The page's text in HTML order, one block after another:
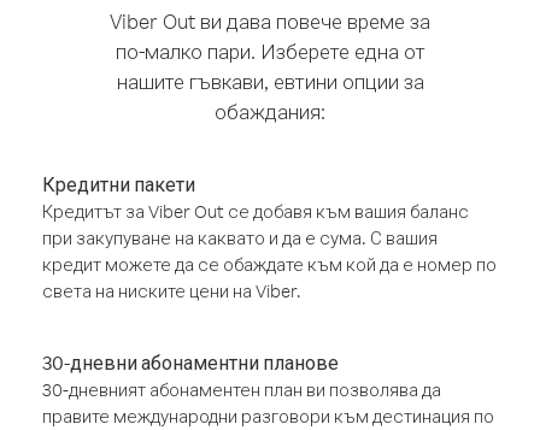
Viber Out ви дава повече време за
по-малко пари. Изберете една от
нашите гъвкави, евтини опции за
обаждания:
Кредитни пакети
Кредитът за Viber Out се добавя към вашия баланс
при закупуване на каквато и да е сума. С вашия
кредит можете да се обаждате към кой да е номер по
света на ниските цени на Viber.
30-дневни абонаментни планове
30-дневният абонаментен план ви позволява да
правите международни разговори към дестинация по